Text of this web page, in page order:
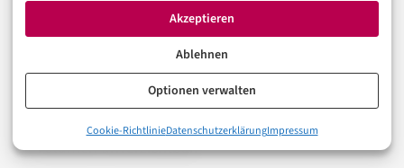
Akzeptieren
Ablehnen
Optionen verwalten
Cookie-RichtlinieDatenschutzerklärungImpressum
Vendor-Lock-in bei Marktdaten prüfen:
Abhängigkeiten von einzelnen Datenanbieter-Feeds
können bei Ausfällen kritisch werden. Redundante
Feed-Quellen, idealerweise mit automatischem
Failover, sind gerade bei wachsendem Algo-
Volumen unverzichtbar.
Was Sub-Millisekunden-Execution konkret bedeutet